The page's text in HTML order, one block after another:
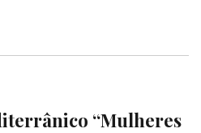
“Mulheres